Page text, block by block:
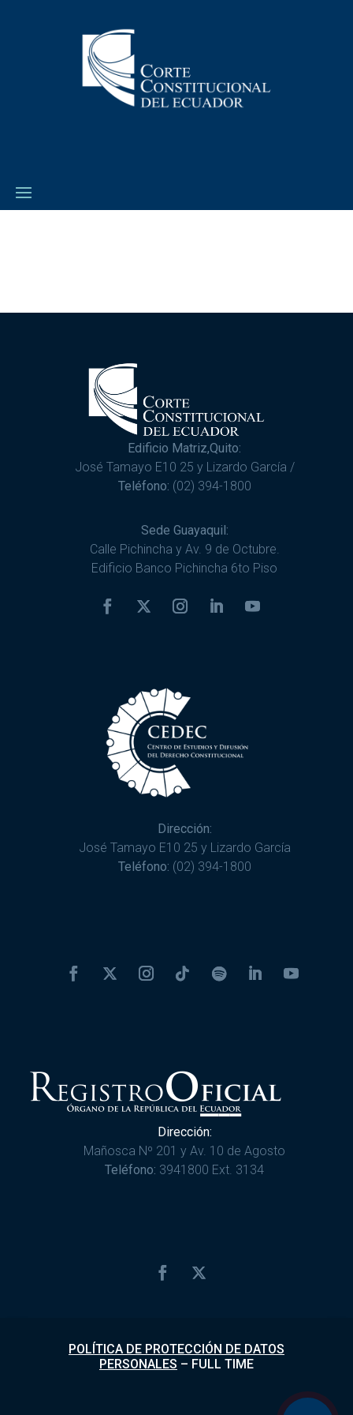
Edificio Matriz,Quito:
José Tamayo E10 25 y Lizardo García /
Teléfono: (02) 394-1800
Sede Guayaquil:
Calle Pichincha y Av. 9 de Octubre.
Edificio Banco Pichincha 6to Piso
Dirección:
José Tamayo E10 25 y Lizardo García
Teléfono: (02) 394-1800
Dirección:
Mañosca Nº 201 y Av. 10 de Agosto
Teléfono: 3941800 Ext. 3134
POLÍTICA DE PROTECCIÓN DE DATOS
PERSONALES – FULL TIME